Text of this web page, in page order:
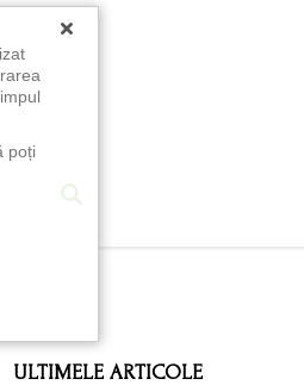
ULTIMELE ARTICOLE
×
poți